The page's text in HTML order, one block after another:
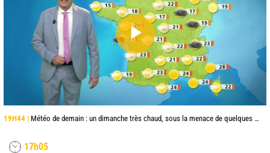
19H44 | Météo de demain : un dimanche très chaud, sous la menace de quelques orages
17h05